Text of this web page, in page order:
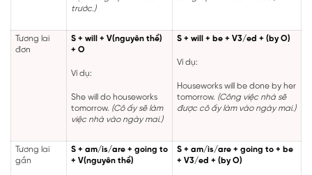
trước.)
Tương lai
đơn
S + will + V(nguyên thể)
+ O
Ví dụ:
She will do houseworks
tomorrow. (Cô ấy sẽ làm
việc nhà vào ngày mai.)
S + will + be + V3/ed + (by O)
Ví dụ:
Houseworks will be done by her
tomorrow. (Công việc nhà sẽ
được cô ấy làm vào ngày mai.)
Tương lai
gần
S + am/is/are + going to
+ V(nguyên thể)
S + am/is/are + going to + be
+ V3/ed + (by O)